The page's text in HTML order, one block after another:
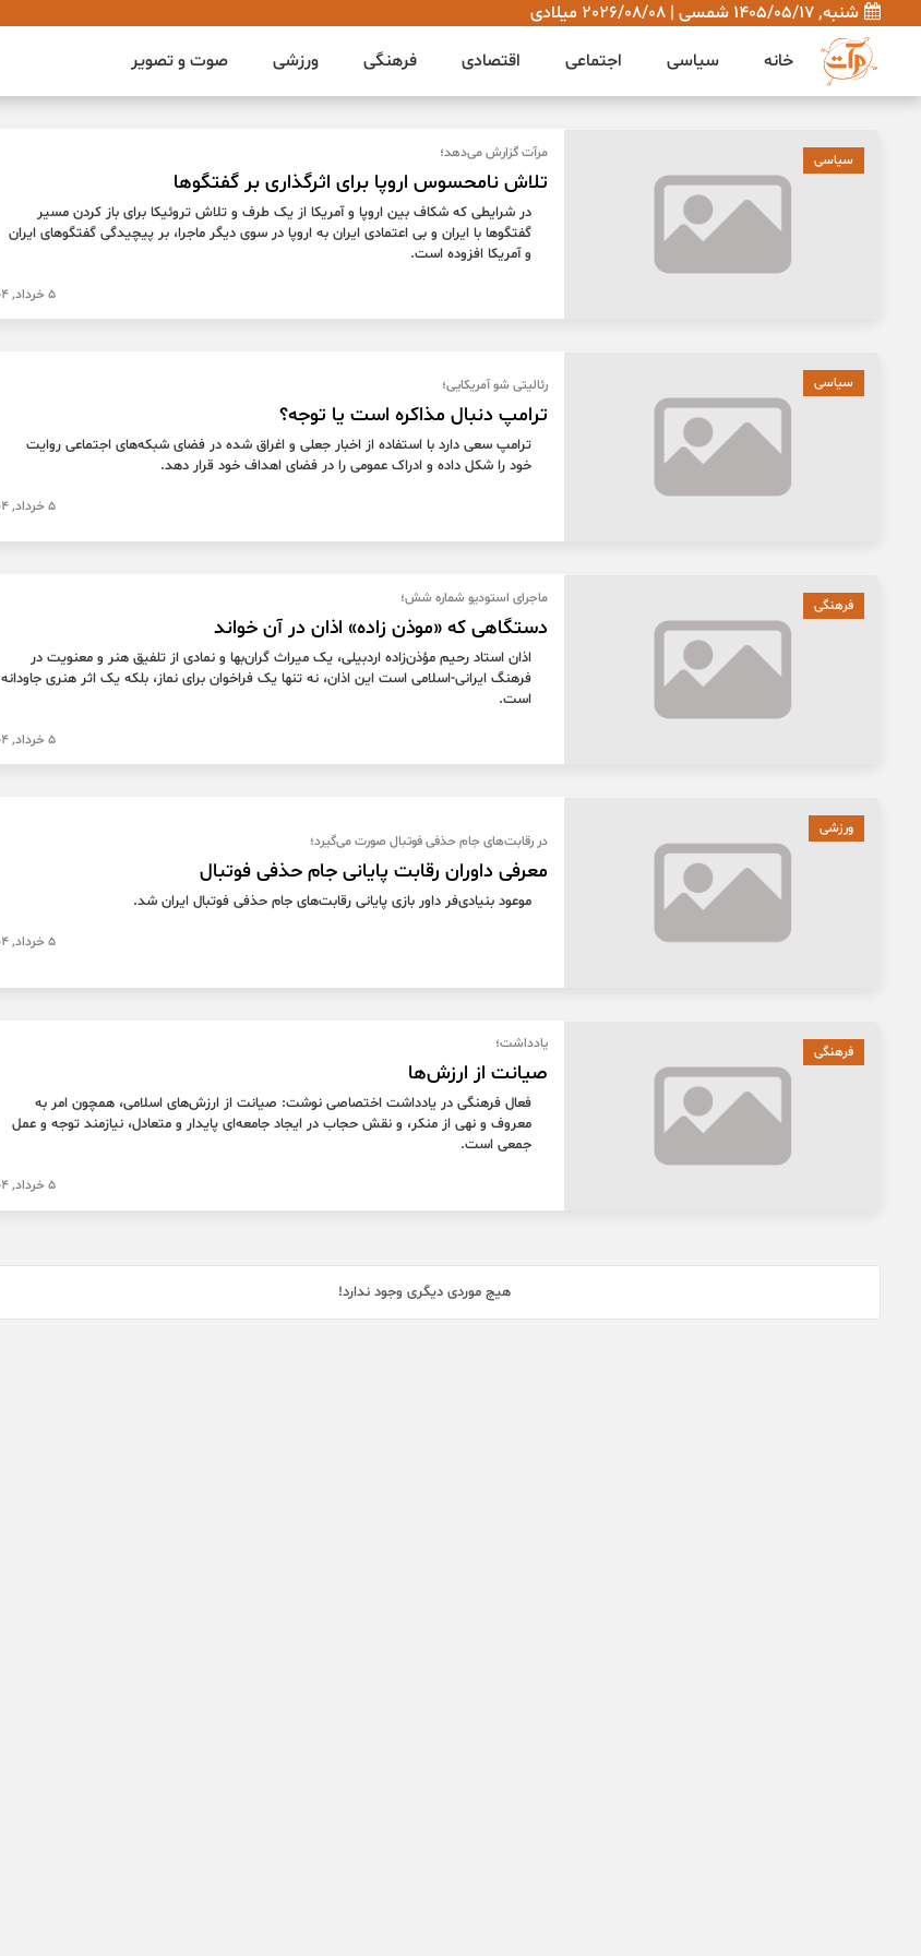
شنبه, 1405/05/17 شمسی | 2026/08/08 میلادی
خانه
سیاسی اجتماعی اقتصادی فرهنگی ورزشی صوت و تصویر
سیاسی مرآت گزارش می‌دهد؛
تلاش نامحسوس اروپا برای اثرگذاری بر گفتگوها
در شرایطی که شکاف بین اروپا و آمریکا از یک طرف و تلاش تروئیکا برای باز کردن مسیر
گفتگوها با ایران و بی اعتمادی ایران به اروپا در سوی دیگر ماجرا، بر پیچیدگی گفتگوهای ایران
و آمریکا افزوده است.
5 خرداد, 1404
سیاسی رئالیتی شو آمریکایی؛
ترامپ دنبال مذاکره است یا توجه؟
ترامپ سعی دارد با استفاده از اخبار جعلی و اغراق شده در فضای شبکه‌های اجتماعی روایت
خود را شکل داده و ادراک عمومی را در فضای اهداف خود قرار دهد.
5 خرداد, 1404
فرهنگی ماجرای استودیو شماره شش؛
دستگاهی که «موذن زاده» اذان در آن خواند
اذان استاد رحیم مؤذن‌زاده اردبیلی، یک میراث گران‌بها و نمادی از تلفیق هنر و معنویت در
فرهنگ ایرانی-اسلامی است این اذان، نه تنها یک فراخوان برای نماز، بلکه یک اثر هنری جاودانه
است.
5 خرداد, 1404
ورزشی
در رقابت‌های جام حذفی فوتبال صورت می‌گیرد؛
معرفی داوران رقابت پایانی جام حذفی فوتبال
موعود بنیادی‌فر داور بازی پایانی رقابت‌های جام حذفی فوتبال ایران شد.
5 خرداد, 1404
فرهنگی یادداشت؛
صیانت از ارزش‌ها
فعال فرهنگی در یادداشت اختصاصی نوشت: صیانت از ارزش‌های اسلامی، همچون امر به
معروف و نهی از منکر، و نقش حجاب در ایجاد جامعه‌ای پایدار و متعادل، نیازمند توجه و عمل
جمعی است.
5 خرداد, 1404
هیچ موردی دیگری وجود ندارد!